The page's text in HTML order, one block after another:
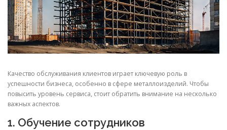
Качество обслуживания клиентов играeт ключевую роль в
успешности бизнеса, особенно в сфере металлоизделий. Чтобы
повысить уровень сервиса, стоит обратить внимание на несколько
важных аспектов.
1. Обучение сотрудников